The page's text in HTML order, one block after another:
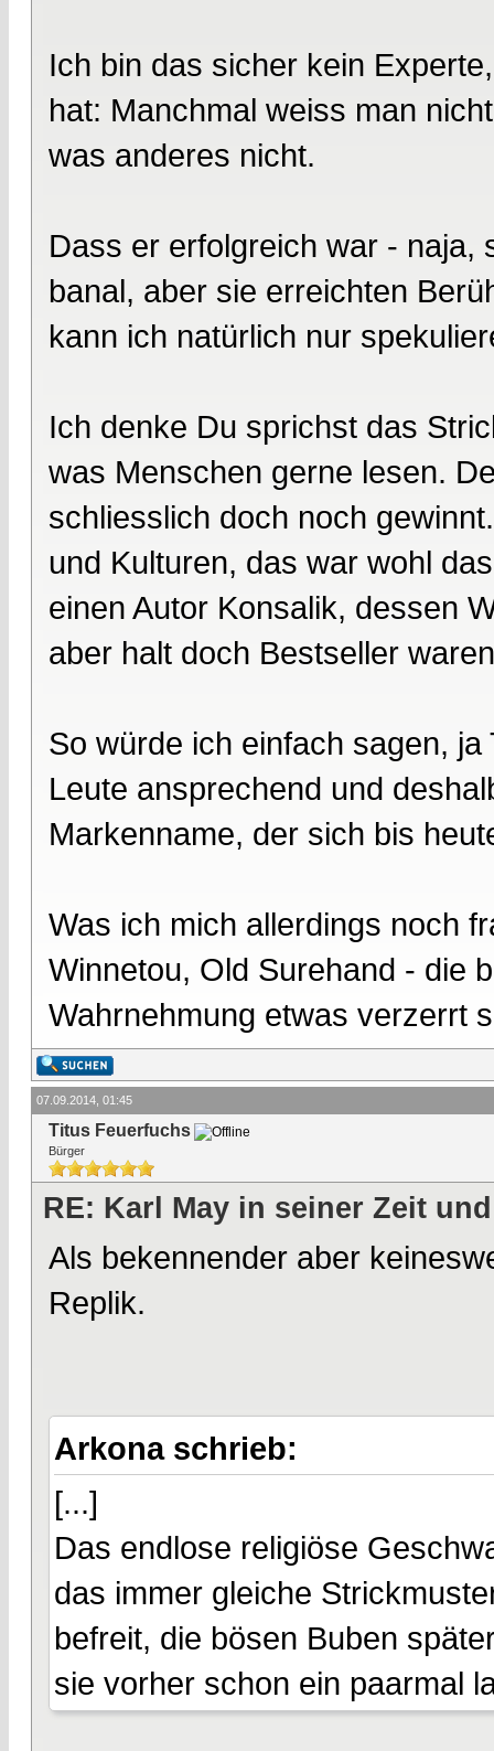
Ich bin das sicher kein
hat: Manchmal weiss man
was anderes nicht.
Dass er erfolgreich war - naja,
banal, aber sie erreichten
kann ich natürlich nur
Ich denke Du sprichst das
was Menschen gerne lesen.
schliesslich doch noch
und Kulturen, das war wohl
einen Autor Konsalik, dessen
aber halt doch Bestseller
So würde ich einfach sagen,
Leute ansprechend und
Markenname, der sich bis
Was ich mich allerdings noch
Winnetou, Old Surehand - die
Wahrnehmung etwas verzerrt
07.09.2014, 01:45
Titus Feuerfuchs
Bürger
RE: Karl May in seiner Zeit
Als bekennender aber
Replik.
Arkona schrieb:
[...]
Das endlose religiöse
das immer gleiche
befreit, die bösen Buben
sie vorher schon ein paarmal